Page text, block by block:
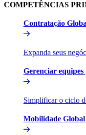
COMPETÊNCIAS
Contratação
Expanda seus
Gerenciar equipes
Simplificar o ciclo
Mobilidade Global​​